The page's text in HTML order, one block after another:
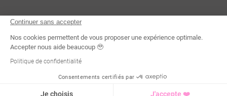
Continuer sans accepter
Nos cookies permettent de vous proposer une expérience optimale.
Accepter nous aide beaucoup 🥹
Politique de confidentialité
Consentements certifiés par
Je choisis J'accepte ❤️